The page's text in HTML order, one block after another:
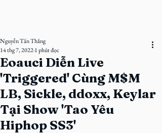
Eoauci Diễn Live
'Triggered' Cùng M$M
LB, Sickle, ddoxx, Keylar
Tại Show 'Tao Yêu
Hiphop SS3'
Nguyễn Tấn Thắng
14 thg 7, 20221 phút đọc